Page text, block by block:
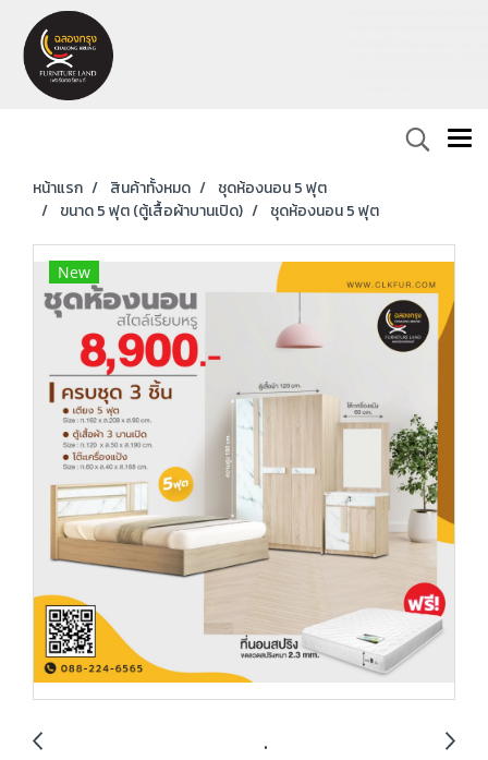
หน้าแรก สินค้าทั้งหมด
ชุดห้องนอน 5 ฟุต
ขนาด 5 ฟุต (ตู้เสื้อผ้าบานเปิด)
ชุดห้องนอน 5 ฟุต
New